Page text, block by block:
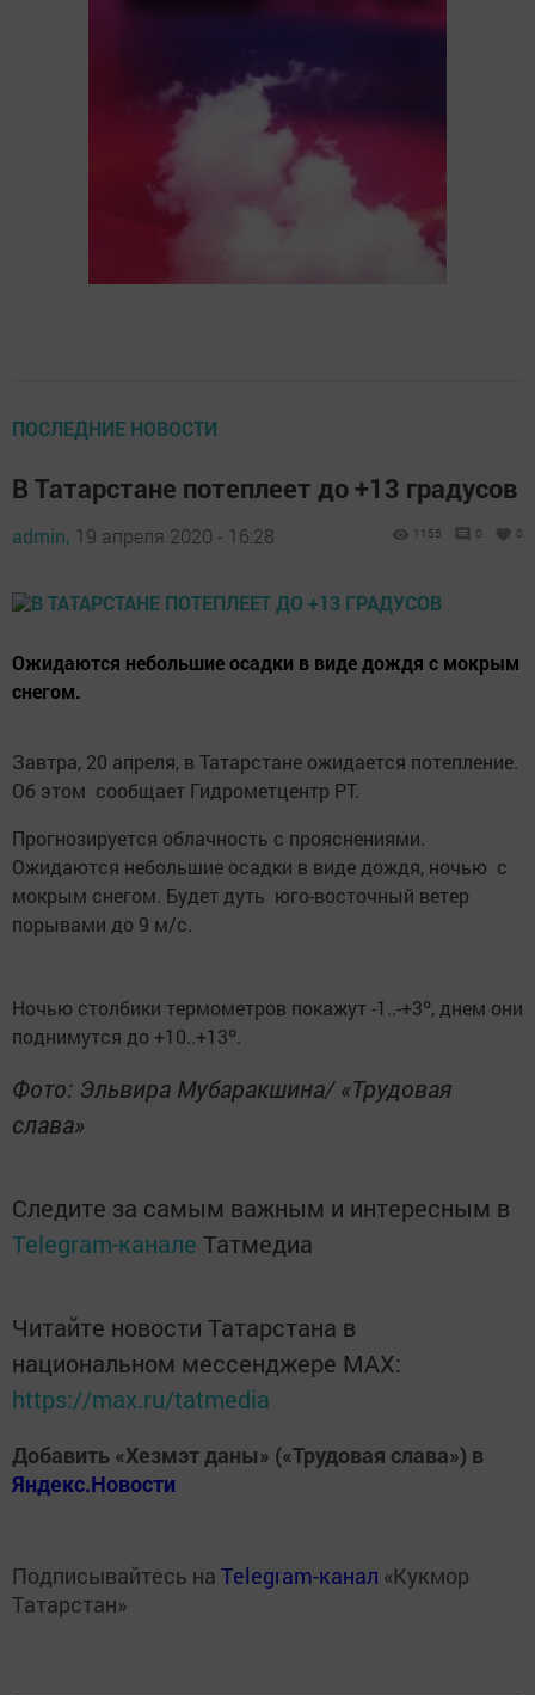
ПОСЛЕДНИЕ НОВОСТИ
В Татарстане потеплеет до +13 градусов
admin, 19 апреля 2020 - 16:28 1155 0 0
Ожидаются небольшие осадки в виде дождя с мокрым
снегом.
Завтра, 20 апреля, в Татарстане ожидается потепление.
Об этом сообщает Гидрометцентр РТ.
Прогнозируется облачность с прояснениями.
Ожидаются небольшие осадки в виде дождя, ночью с
мокрым снегом. Будет дуть юго-восточный ветер
порывами до 9 м/с.
Ночью столбики термометров покажут -1..-+3º, днем они
поднимутся до +10..+13º.
Фото: Эльвира Мубаракшина/ «Трудовая
слава»
Следите за самым важным и интересным в
Telegram-канале Татмедиа
Читайте новости Татарстана в
национальном мессенджере MАХ:
https://max.ru/tatmedia
Добавить «Хезмэт даны» («Трудовая слава») в
Яндекс.Новости
Подписывайтесь на Telegram-канал «Кукмор
Татарстан»